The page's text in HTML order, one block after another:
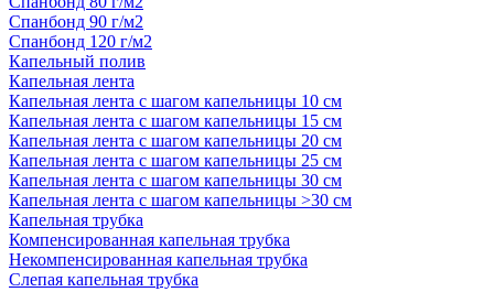
Спанбонд 90 г/м2
Спанбонд 120 г/м2
Капельный полив
Капельная лента
Капельная лента с шагом капельницы 10 см
Капельная лента с шагом капельницы 15 см
Капельная лента с шагом капельницы 20 см
Капельная лента с шагом капельницы 25 см
Капельная лента с шагом капельницы 30 см
Капельная лента с шагом капельницы >30 см
Капельная трубка
Компенсированная капельная трубка
Некомпенсированная капельная трубка
Слепая капельная трубка